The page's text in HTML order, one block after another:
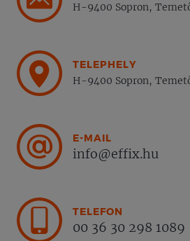
H-9400 Sopron,
TELEPHELY
H-9400 Sopron,
E-MAIL
info@effix.hu
TELEFON
00 36 30 298 1089